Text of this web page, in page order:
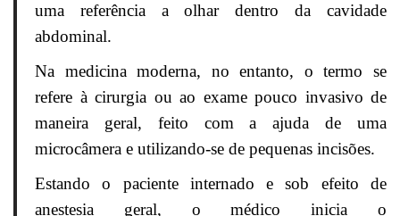
uma referência a olhar dentro da cavidade
abdominal.
Na medicina moderna, no entanto, o termo se
refere à cirurgia ou ao exame pouco invasivo de
maneira geral, feito com a ajuda de uma
microcâmera e utilizando-se de pequenas incisões.
Estando o paciente internado e sob efeito de
anestesia geral, o médico inicia o